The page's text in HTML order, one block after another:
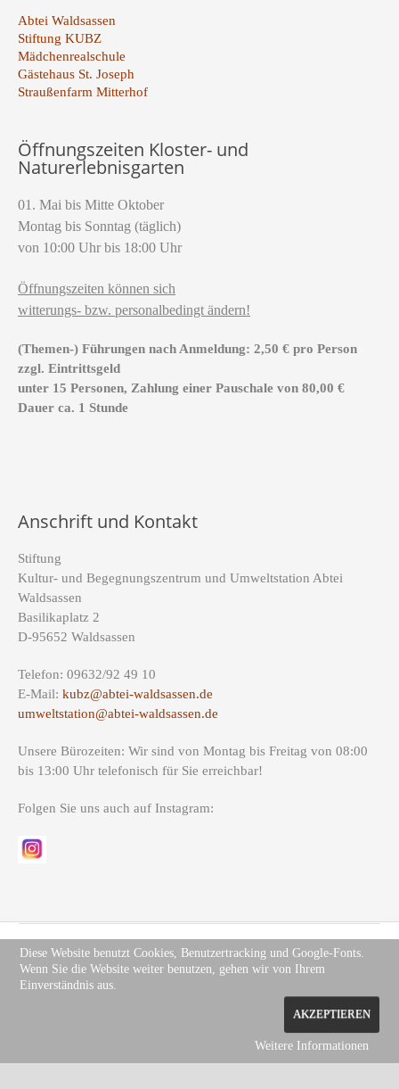
Abtei Waldsassen
Stiftung KUBZ
Mädchenrealschule
Gästehaus St. Joseph
Straußenfarm Mitterhof
Öffnungszeiten Kloster- und
Naturerlebnisgarten
01. Mai bis Mitte Oktober
Montag bis Sonntag (täglich)
von 10:00 Uhr bis 18:00 Uhr
Öffnungszeiten können sich
witterungs- bzw. personalbedingt ändern!
(Themen-) Führungen nach Anmeldung: 2,50 € pro Person
zzgl. Eintrittsgeld
unter 15 Personen, Zahlung einer Pauschale von 80,00 €
Dauer ca. 1 Stunde
Anschrift und Kontakt
Stiftung
Kultur- und Begegnungszentrum und Umweltstation Abtei
Waldsassen
Basilikaplatz 2
D-95652 Waldsassen
Telefon: 09632/92 49 10
E-Mail: kubz@abtei-waldsassen.de
umweltstation@abtei-waldsassen.de
Unsere Bürozeiten: Wir sind von Montag bis Freitag von 08:00
bis 13:00 Uhr telefonisch für Sie erreichbar!
Folgen Sie uns auch auf Instagram:
Copyright (c) Site Name 2012. All rights reserved.Impressum
Diese Website benutzt Cookies, Benutzertracking und Google-Fonts.
Wenn Sie die Website weiter benutzen, gehen wir von Ihrem
Einverständnis aus.
AKZEPTIEREN
Weitere Informationen